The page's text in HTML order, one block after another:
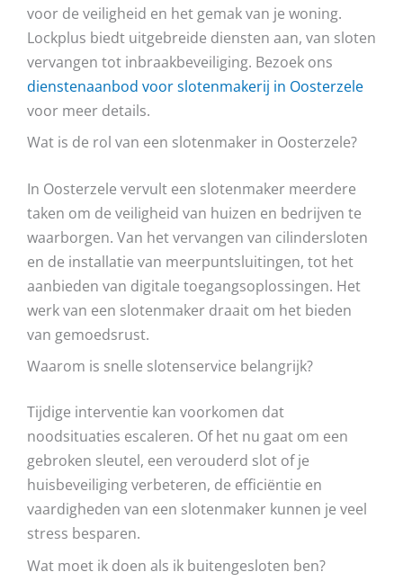
voor de veiligheid en het gemak van je woning.
Lockplus biedt uitgebreide diensten aan, van sloten
vervangen tot inbraakbeveiliging. Bezoek ons
dienstenaanbod voor slotenmakerij in Oosterzele
voor meer details.
Wat is de rol van een slotenmaker in Oosterzele?
In Oosterzele vervult een slotenmaker meerdere
taken om de veiligheid van huizen en bedrijven te
waarborgen. Van het vervangen van cilindersloten
en de installatie van meerpuntsluitingen, tot het
aanbieden van digitale toegangsoplossingen. Het
werk van een slotenmaker draait om het bieden
van gemoedsrust.
Waarom is snelle slotenservice belangrijk?
Tijdige interventie kan voorkomen dat
noodsituaties escaleren. Of het nu gaat om een
gebroken sleutel, een verouderd slot of je
huisbeveiliging verbeteren, de efficiëntie en
vaardigheden van een slotenmaker kunnen je veel
stress besparen.
Wat moet ik doen als ik buitengesloten ben?